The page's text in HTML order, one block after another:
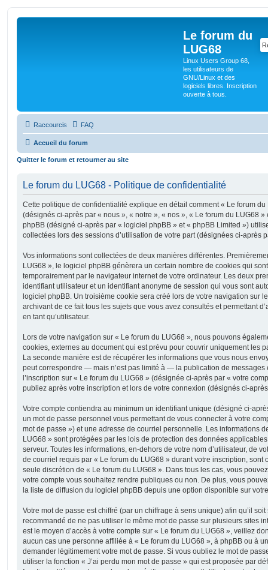
Le forum du
LUG68
Linux Users Group 68,
les utilisateurs de
GNU/Linux et des
logiciels libres. Inscription
ouverte à tous.
Raccourcis FAQ
Accueil du forum
Quitter le forum et retourner au site
Le forum du LUG68 - Politique de confidentialité
Cette politique de confidentialité explique en détail comment « Le forum
(désignés ci-après par « nous », « notre », « nos », « Le forum du LUG68
phpBB (désigné ci-après par « logiciel phpBB » et « phpBB Limited »)
collectées lors des sessions d’utilisation de votre part (désignées ci-après
Vos informations sont collectées de deux manières différentes.
LUG68 », le logiciel phpBB génèrera un certain nombre de cookies qui
temporairement par le navigateur internet de votre ordinateur. Les deux
identifiant utilisateur et un identifiant anonyme de session qui vous sont
logiciel phpBB. Un troisième cookie sera créé lors de votre navigation sur
archivant de ce fait tous les sujets que vous avez consultés et permettant
en tant qu’utilisateur.
Lors de votre navigation sur « Le forum du LUG68 », nous pouvons
cookies, externes au document qui est prévu pour couvrir uniquement les
La seconde manière est de récupérer les informations que vous nous
peut correspondre — mais n’est pas limité à — la publication de messages
l’inscription sur « Le forum du LUG68 » (désignée ci-après par « votre
publiez après votre inscription et lors de votre connexion (désignés ci-
Votre compte contiendra au minimum un identifiant unique (désigné ci-
un mot de passe personnel vous permettant de vous connecter à votre
mot de passe ») et une adresse de courriel personnelle. Les informations
LUG68 » sont protégées par les lois de protection des données
serveur. Toutes les informations, en-dehors de votre nom d’utilisateur, de
de courriel requis par « Le forum du LUG68 » durant votre inscription, sont
seule discrétion de « Le forum du LUG68 ». Dans tous les cas, vous
votre compte vous souhaitez rendre publiques ou non. De plus, vous
la liste de diffusion du logiciel phpBB depuis une option disponible sur
Votre mot de passe est chiffré (par un chiffrage à sens unique) afin qu’il
recommandé de ne pas utiliser le même mot de passe sur plusieurs sites
est le moyen d’accès à votre compte sur « Le forum du LUG68 », veillez
aucun cas une personne affiliée à « Le forum du LUG68 », à phpBB ou à
demander légitimement votre mot de passe. Si vous oubliez le mot de
utiliser la fonction « J’ai perdu mon mot de passe » qui est proposée par